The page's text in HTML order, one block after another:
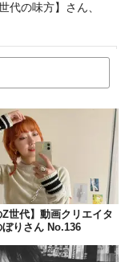
代の味方】さん、
】
動画クリエイターと、大
。自分だけの”特別"が欲
そんな想いを秘めた方々
なれるよう活動中。
！
Z世代】動画クリエイタ
ぼりさん No.136